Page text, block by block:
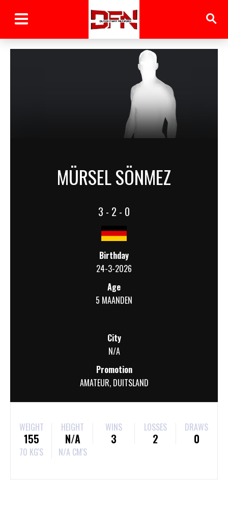
MÜRSEL SÖNMEZ
3 - 2 - 0
Birthday
24-3-2026
Age
5 MAANDEN
City
N/A
Promotion
AMATEUR, DUITSLAND
WEIGHT
155
70 KG'S
HEIGHT
N/A
N/A CM'S
WINS
3
LOSSES
2
DRAWS
0